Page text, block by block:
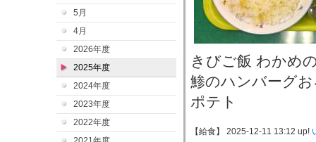
5月
4月
2026年度
2025年度
2024年度
2023年度
2022年度
きびご飯 わかめ
鯵のハンバーグ
ポテト
【給食】 2025-12-11 13:12 up!